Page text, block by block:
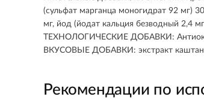
(сульфат марганца моногидрат 92 мг)
мг, йод (йодат кальция безводный 2,4
ТЕХНОЛОГИЧЕСКИЕ ДОБАВКИ:
ВКУСОВЫЕ ДОБАВКИ: экстракт каштана
Рекомендации по